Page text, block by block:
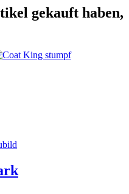
gekauft haben,